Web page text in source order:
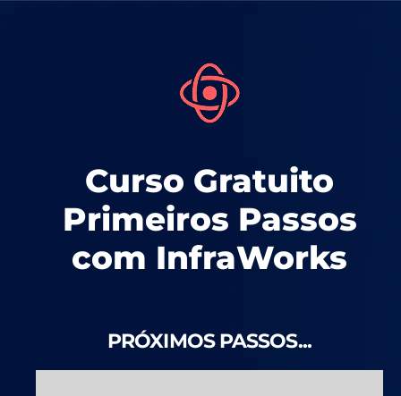
Curso Gratuito
Primeiros Passos
com InfraWorks
PRÓXIMOS PASSOS...